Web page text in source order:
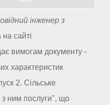
інженер з
сайті
вимогам документу -
характеристик
2. Сільське
з ним послуги", що